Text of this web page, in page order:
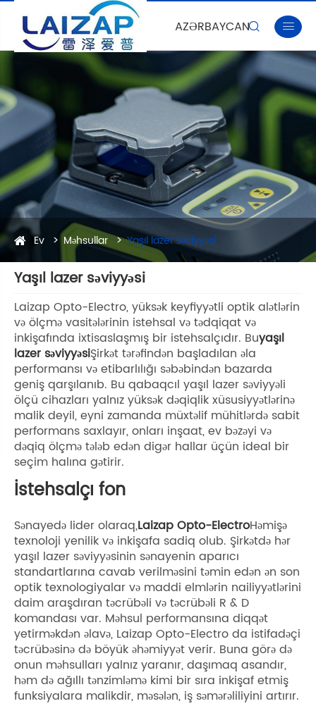
AZƏRBAYCAN 
Ev Məhsullar Yaşıl lazer səviyyəsi
Yaşıl lazer səviyyəsi
Laizap Opto-Electro, yüksək keyfiyyətli optik alətlərin
və ölçmə vasitələrinin istehsal və tədqiqat və
inkişafında ixtisaslaşmış bir istehsalçıdır. Buyaşıl
lazer səviyyəsiŞirkət tərəfindən başladılan əla
performansı və etibarlılığı səbəbindən bazarda
geniş qarşılanıb. Bu qabaqcıl yaşıl lazer səviyyəli
ölçü cihazları yalnız yüksək dəqiqlik xüsusiyyətlərinə
malik deyil, eyni zamanda müxtəlif mühitlərdə sabit
performans saxlayır, onları inşaat, ev bəzəyi və
dəqiq ölçmə tələb edən digər hallar üçün ideal bir
seçim halına gətirir.
İstehsalçı fon
Sənayedə lider olaraq,Laizap Opto-ElectroHəmişə
texnoloji yenilik və inkişafa sadiq olub. Şirkətdə hər
yaşıl lazer səviyyəsinin sənayenin aparıcı
standartlarına cavab verilməsini təmin edən ən son
optik texnologiyalar və maddi elmlərin nailiyyətlərini
daim araşdıran təcrübəli və təcrübəli R & D
komandası var. Məhsul performansına diqqət
yetirməkdən əlavə, Laizap Opto-Electro da istifadəçi
təcrübəsinə də böyük əhəmiyyət verir. Buna görə də
onun məhsulları yalnız yaranır, daşımaq asandır,
həm də ağıllı tənzimləmə kimi bir sıra inkişaf etmiş
funksiyalara malikdir, məsələn, iş səmərəliliyini artırır.